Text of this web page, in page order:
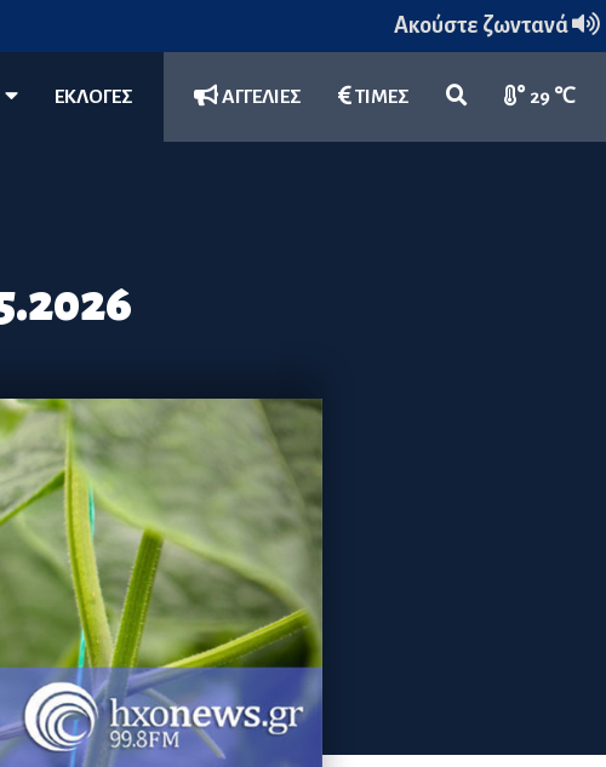
Ακούστε ζωντανά
ΕΚΛΟΓΕΣ ΑΓΓΕΛΙΕΣ ΤΙΜΕΣ 29 ℃